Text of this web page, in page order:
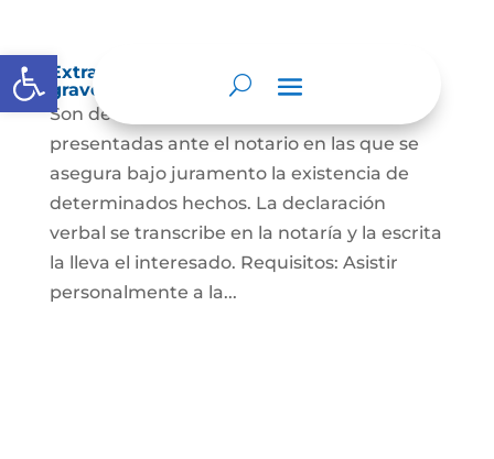
Abrir barra de herramientas
Extra-proceso o declaración bajo la
gravedad de juramento
Son declaraciones verbales o escritas
presentadas ante el notario en las que se
asegura bajo juramento la existencia de
determinados hechos. La declaración
verbal se transcribe en la notaría y la escrita
la lleva el interesado. Requisitos: Asistir
personalmente a la...